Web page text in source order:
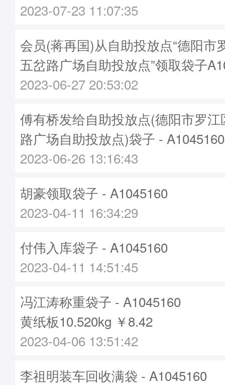
2023-07-23 11:07:35
会员(蒋再国)从自助投放点“德阳市
五岔路广场自助投放点”领取袋子
2023-06-27 20:53:02
傅有桥发给自助投放点(德阳市罗
路广场自助投放点)袋子 - A1045160
2023-06-26 13:16:43
胡豪领取袋子 - A1045160
2023-04-11 16:34:29
付伟入库袋子 - A1045160
2023-04-11 14:51:45
冯江涛称重袋子 - A1045160
黄纸板10.520kg ￥8.42
2023-04-06 13:51:42
李祖明装车回收满袋 - A1045160